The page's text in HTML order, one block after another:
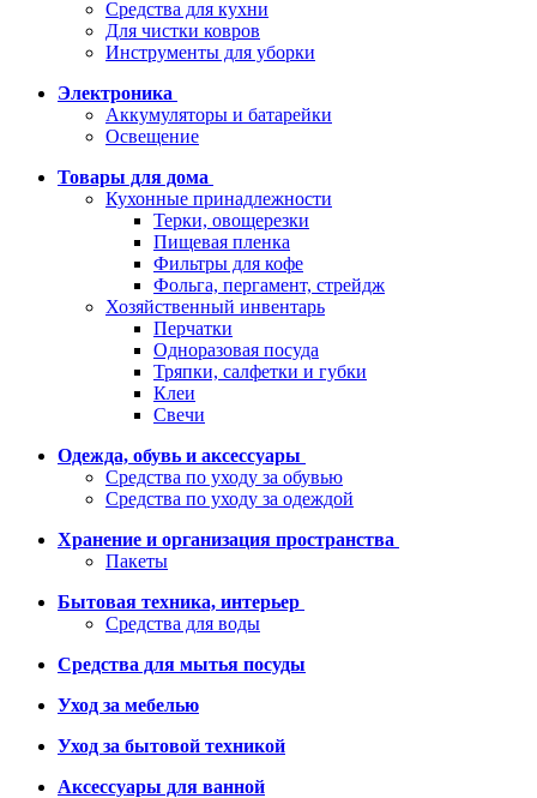
Средства для кухни
Для чистки ковров
Инструменты для уборки
Электроника
Аккумуляторы и батарейки
Освещение
Товары для дома
Кухонные принадлежности
Терки, овощерезки
Пищевая пленка
Фильтры для кофе
Фольга, пергамент, стрейдж
Хозяйственный инвентарь
Перчатки
Одноразовая посуда
Тряпки, салфетки и губки
Клеи
Свечи
Одежда, обувь и аксессуары
Средства по уходу за обувью
Средства по уходу за одеждой
Хранение и организация пространства
Пакеты
Бытовая техника, интерьер
Средства для воды
Средства для мытья посуды
Уход за мебелью
Уход за бытовой техникой
Аксессуары для ванной